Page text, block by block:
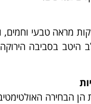
מראה טבעי
בסביבה הירוקה
הן הבחירה